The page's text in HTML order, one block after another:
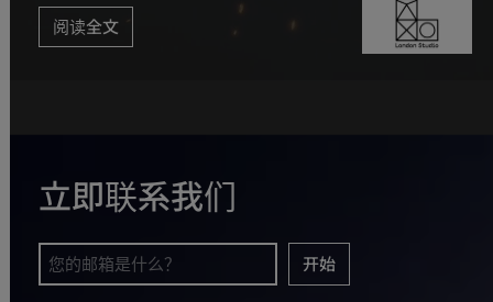
阅读全文
立即联系我们
开始